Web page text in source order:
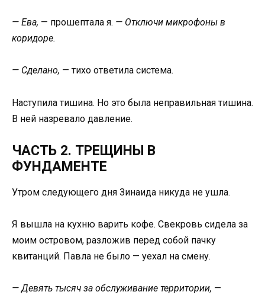
— Ева, — прошептала я. — Отключи микрофоны в
коридоре.
— Сделано, — тихо ответила система.
Наступила тишина. Но это была неправильная тишина.
В ней назревало давление.
ЧАСТЬ 2. ТРЕЩИНЫ В
ФУНДАМЕНТЕ
Утром следующего дня Зинаида никуда не ушла.
Я вышла на кухню варить кофе. Свекровь сидела за
моим островом, разложив перед собой пачку
квитанций. Павла не было — уехал на смену.
— Девять тысяч за обслуживание территории, —